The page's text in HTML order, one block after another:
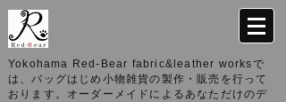
Yokohama Red-Bear fabric&leather worksで
は、バッグはじめ小物雑貨の製作・販売を行って
おります。オーダーメイドによるあなただけのデ